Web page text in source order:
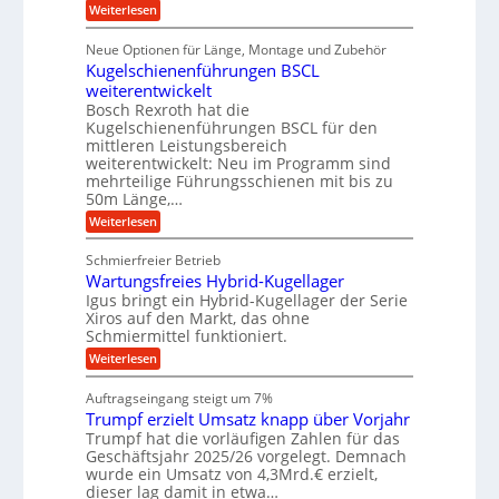
a
e
U
m
g
e
b
u
n
g
n
g
a
n
g
e
l
e
n
ü
r
r
ä
z
i
s
e
H
u
b
b
e
w
e
g
u
n
g
e
n
n
f
r
A
u
t
o
m
o
t
i
v
e
u
d
M
a
s
c
h
i
n
n
b
a
u
Weiterlesen:
D
g
i
t
a
l
e
r
W
e
r
k
z
e
u
g
k
r
e
i
s
l
a
u
f
Neue Optionen für Länge, Montage und Zubehör
Kugelschienenführungen BSCL
weiterentwickelt
Bosch Rexroth hat die
Kugelschienenführungen BSCL für den
mittleren Leistungsbereich
weiterentwickelt: Neu im Programm sind
mehrteilige Führungsschienen mit bis zu
50m Länge,…
Weiterlesen:
K
g
e
l
s
c
h
i
e
e
n
f
ü
h
r
Schmierfreier Betrieb
Wartungsfreies Hybrid-Kugellager
Igus bringt ein Hybrid-Kugellager der Serie
Xiros auf den Markt, das ohne
Schmiermittel funktioniert.
Weiterlesen:
W
r
t
u
n
g
s
Auftragseingang steigt um 7%
Trumpf erzielt Umsatz knapp über Vorjahr
Trumpf hat die vorläufigen Zahlen für das
Geschäftsjahr 2025/26 vorgelegt. Demnach
wurde ein Umsatz von 4,3Mrd.€ erzielt,
dieser lag damit in etwa…